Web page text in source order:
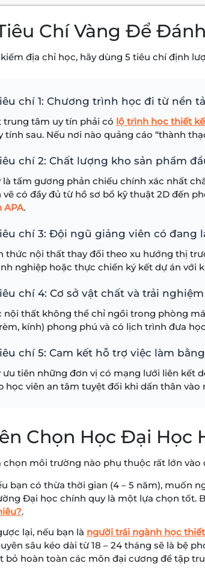
Chí Vàng Để
địa chỉ học, hãy dùng 5 tiêu chí định
chí 1: Chương trình học đi từ nền
trung tâm uy tín phải có lộ trình học thiết
tính sau. Nếu nơi nào quảng cáo “thành
chí 2: Chất lượng kho sản phẩm
là tấm gương phản chiếu chính xác nhất
vẽ có đầy đủ từ hồ sơ bổ kỹ thuật 2D đến
APA.
chí 3: Đội ngũ giảng viên có đang
thức nội thất thay đổi theo xu hướng thị
nghiệp hoặc thực chiến ký kết dự án với
chí 4: Cơ sở vật chất và trải
nội thất không thể chỉ ngồi trong phòng
kính) phong phú và có lịch trình đưa
chí 5: Cam kết hỗ trợ việc làm
ưu tiên những đơn vị có mạng lưới liên kết
học viên an tâm tuyệt đối khi dấn thân vào
Chọn Học Đại Học
chọn môi trường nào phụ thuộc rất lớn
bạn có thừa thời gian (4 – 5 năm), muốn
Đại học chính quy là một lựa chọn tốt.
.
lại, nếu bạn là người trái ngành học
sâu kéo dài từ 18 – 24 tháng sẽ là bệ
bỏ hoàn toàn các môn đại cương để tập